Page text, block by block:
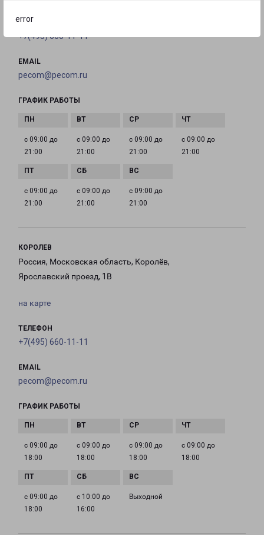
error
ТЕЛЕФОН
+7(495) 660-11-11
EMAIL
pecom@pecom.ru
ГРАФИК РАБОТЫ
с 09:00 до
21:00
с 09:00 до
21:00
с 09:00 до
21:00
с 09:00 до
21:00
с 09:00 до
21:00
с 09:00 до
21:00
с 09:00 до
21:00
КОРОЛЕВ
Россия, Московская область, Королёв,
Ярославский проезд, 1В
на карте
ТЕЛЕФОН
+7(495) 660-11-11
EMAIL
pecom@pecom.ru
ГРАФИК РАБОТЫ
с 09:00 до
18:00
с 09:00 до
18:00
с 09:00 до
18:00
с 09:00 до
18:00
с 09:00 до
18:00
с 10:00 до
16:00
Выходной